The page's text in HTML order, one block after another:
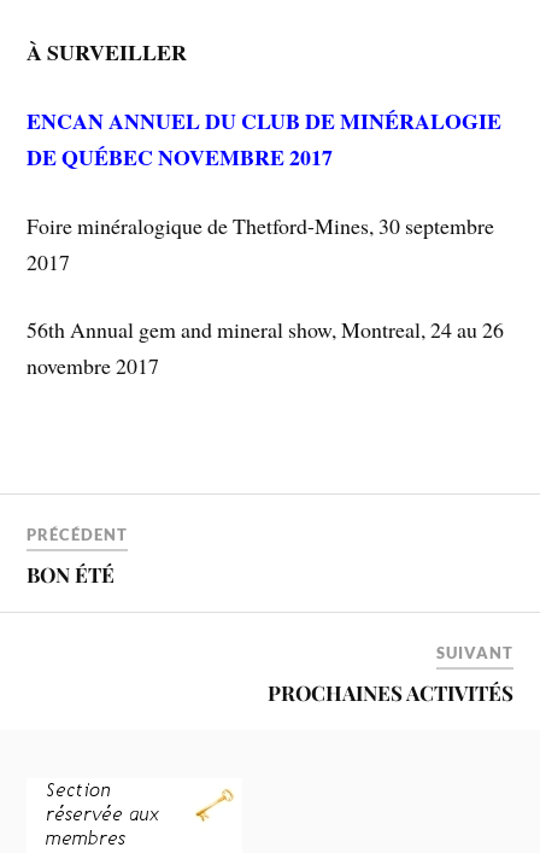
À SURVEILLER
ENCAN ANNUEL DU CLUB DE MINÉRALOGIE
DE QUÉBEC NOVEMBRE 2017
Foire minéralogique de Thetford-Mines, 30 septembre
2017
56th Annual gem and mineral show, Montreal, 24 au 26
novembre 2017
PRÉCÉDENT
BON ÉTÉ
SUIVANT
PROCHAINES ACTIVITÉS